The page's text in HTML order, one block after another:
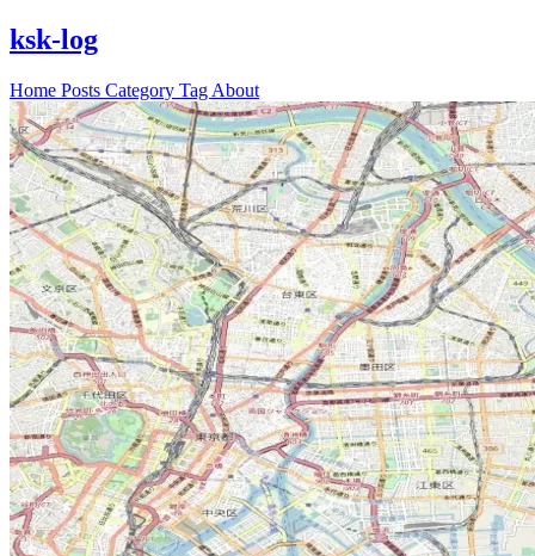
ksk-log
Home Posts Category Tag About